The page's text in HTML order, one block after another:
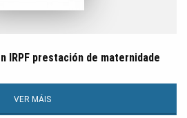
IRPF prestación de maternidade
VER MÁIS